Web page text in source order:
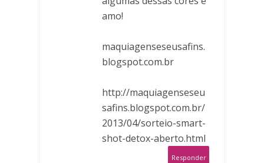
amo!
maquiagenseseusafins.
blogspot.com.br
http://maquiagenseseu
safins.blogspot.com.br/
2013/04/sorteio-smart-
shot-detox-aberto.html
Responder